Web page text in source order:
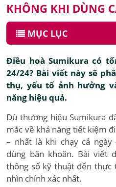
KHÔNG KHI DÙNG
MỤC LỤC
Điều hoà Sumikura có
24/24? Bài viết này sẽ
thụ, yếu tố ảnh hưởng
năng hiệu quả.
Dù thương hiệu Sumikura
mắc về khả năng tiết kiệm
– nhất là khi chạy cả
dùng băn khoăn. Bài viết
thông số kỹ thuật đến thực
nhìn chính xác nhất.